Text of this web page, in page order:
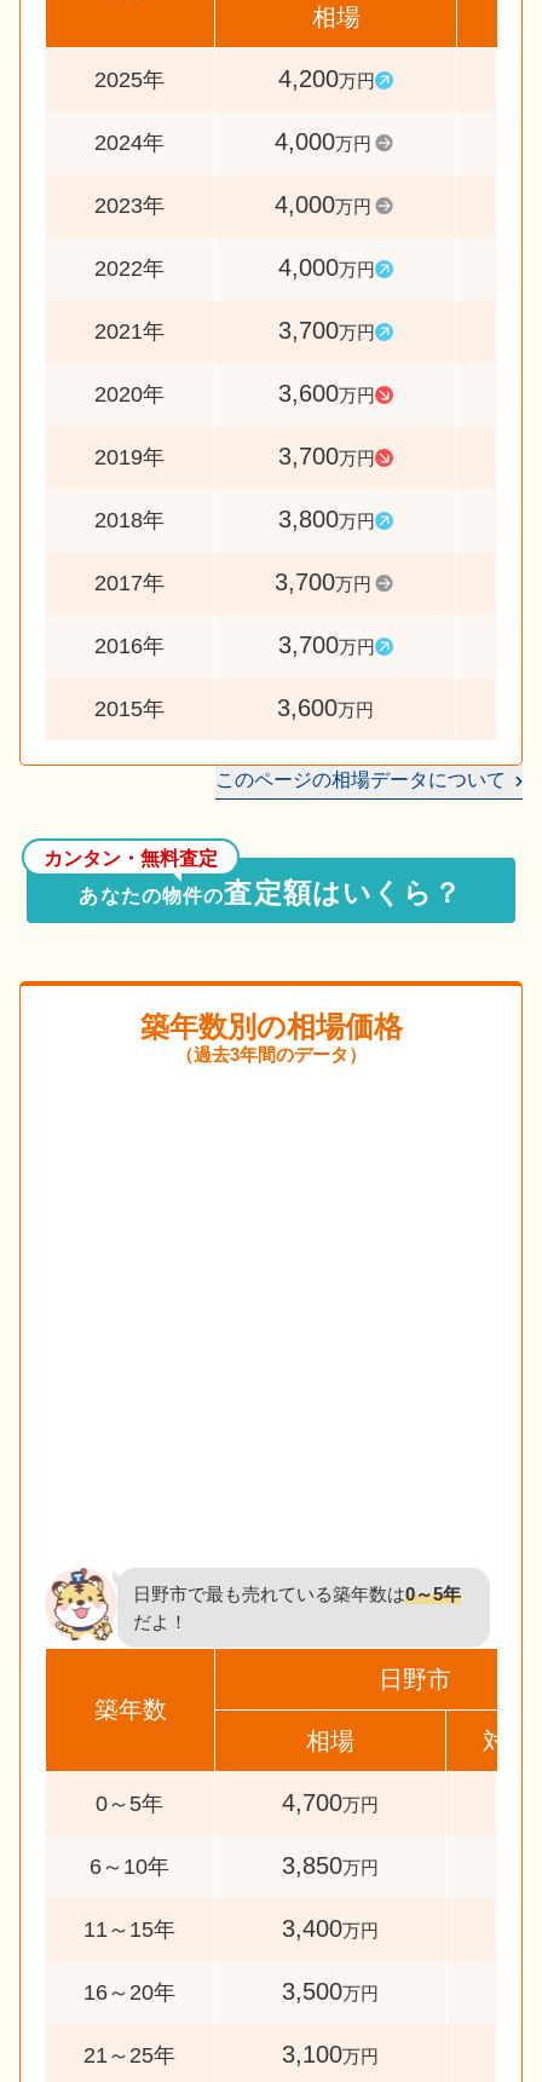
相場
2025年 4,200万円
2024年 4,000万円
2023年 4,000万円
2022年 4,000万円
2021年 3,700万円
2020年 3,600万円
2019年 3,700万円
2018年 3,800万円
2017年 3,700万円
2016年 3,700万円
2015年 3,600万円
このページの相場データについて
カンタン・無料査定
あなたの物件の査定額はいくら？
築年数別の相場価格
（過去3年間のデータ）
日野市で最も売れている築年数は0～5年
だよ！
築年数
日野市
相場 対象
0～5年 4,700万円
6～10年 3,850万円
11～15年 3,400万円
16～20年 3,500万円
21～25年 3,100万円